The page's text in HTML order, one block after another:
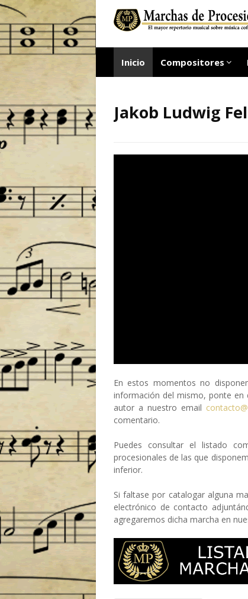
Inicio Compositores
Jakob Ludwig
En estos momentos no
información del mismo, ponte
autor a nuestro email
comentario.
Puedes consultar el listado
procesionales de las que
inferior.
Si faltase por catalogar alguna
electrónico de contacto
agregaremos dicha marcha en